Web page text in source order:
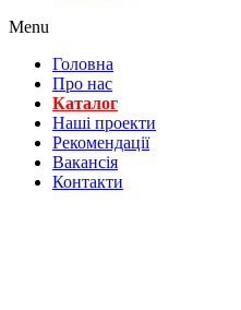
Menu
Головна
Про нас
Каталог
Нашi проекти
Рекомендації
Вакансiя
Контакти